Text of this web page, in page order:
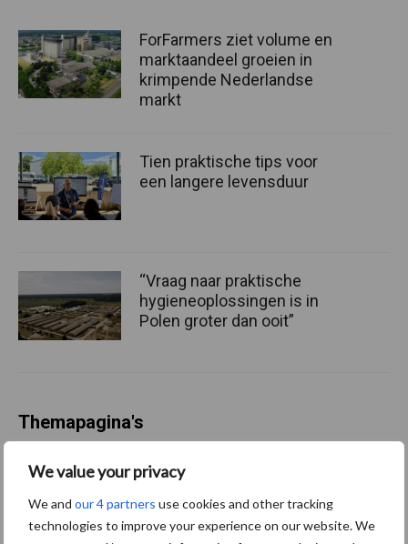
We value your privacy
We and our 4 partners use cookies and other tracking
technologies to improve your experience on our website. We
ForFarmers ziet volume en
marktaandeel groeien in
krimpende Nederlandse
markt
Tien praktische tips voor
een langere levensduur
“Vraag naar praktische
hygieneoplossingen is in
Polen groter dan ooit”
Themapagina's
Diergezondheid Bemesting